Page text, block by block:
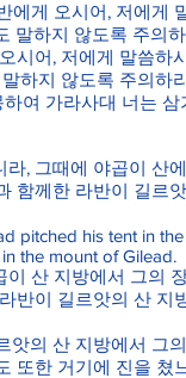
에게 오시어, 저에게
말하지 않도록 주의
시어, 저에게 말씀하
하지 않도록 주의하
여 가라사대 너는 삼
, 그때에 야곱이 산
함께한 라반이 길르
pitched his tent in the
the mount of Gilead.
이 산 지방에서 그의
반이 길르앗의 산 지
앗의 산 지방에서 그
또한 거기에 진을 쳤